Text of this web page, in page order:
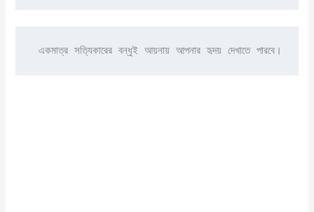
একমাত্র সত্যিকারের বন্ধুই আয়নায় আপনার হৃদয় দেখাতে পারবে।